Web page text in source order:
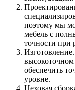
поэтому мы
мебель с
точности при
обеспечить
уровне.